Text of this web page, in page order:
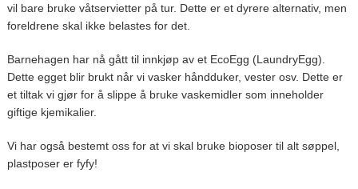
vil bare bruke våtservietter på tur. Dette er et dyrere alternativ, men
foreldrene skal ikke belastes for det.
Barnehagen har nå gått til innkjøp av et EcoEgg (LaundryEgg).
Dette egget blir brukt når vi vasker håndduker, vester osv. Dette er
et tiltak vi gjør for å slippe å bruke vaskemidler som inneholder
giftige kjemikalier.
Vi har også bestemt oss for at vi skal bruke bioposer til alt søppel,
plastposer er fyfy!